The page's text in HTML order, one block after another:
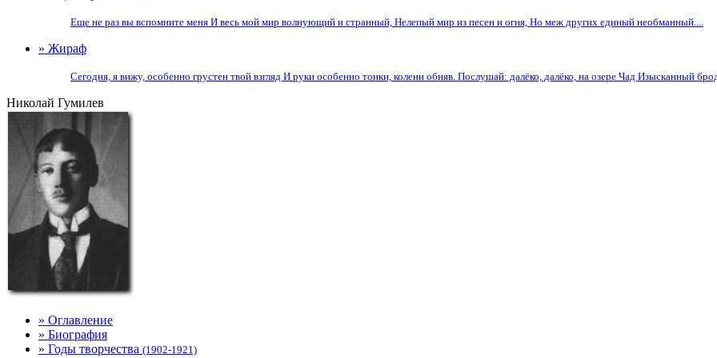
Еще не раз вы вспомните меня И весь мой мир волнующий и странный, Нелепый мир из песен и огня, Но меж других единый необманный....
» Жираф
Сегодня, я вижу, особенно грустен твой взгляд И руки особенно тонки, колени обняв. Послушай: далёко, далёко, на озере Чад Изысканный
Николай Гумилев
» Оглавление
» Биография
» Годы творчества (1902-1921)